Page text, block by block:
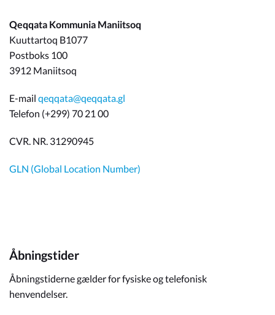
Qeqqata Kommunia Maniitsoq
Kuuttartoq B1077
Postboks 100
3912 Maniitsoq
E-mail qeqqata@qeqqata.gl
Telefon (+299) 70 21 00
CVR. NR. 31290945
GLN (Global Location Number)
Åbningstider
Åbningstiderne gælder for fysiske og telefonisk
henvendelser.